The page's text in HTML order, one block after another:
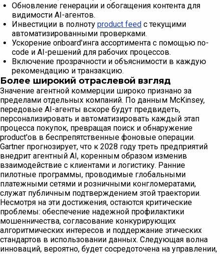
Обновление генерации и обогащения контента для
видимости AI-агентов.
Инвестиции в полноту product feed с текущими
автоматизированными проверками.
Ускорение onboard'инга ассортимента с помощью no-
code и AI-решений для рабочих процессов.
Включение прозрачности и объяснимости в каждую
рекомендацию и транзакцию.
Более широкий отраслевой взгляд
Значение агентной коммерции широко признано за
пределами отдельных компаний. По данным McKinsey,
передовые AI-агенты вскоре будут предвидеть,
персонализировать и автоматизировать каждый этап
процесса покупок, превращая поиск и обнаружение
product'ов в беспрепятственные фоновые операции.
Gartner прогнозирует, что к 2028 году треть предприятий
внедрит агентный AI, коренным образом изменив
взаимодействие с клиентами и логистику. Ранние
пилотные программы, проводимые глобальными
платежными сетями и розничными конгломератами,
служат публичным подтверждением этой траектории.
Несмотря на эти достижения, остаются критические
проблемы: обеспечение надежной профилактики
мошенничества, согласование конкурирующих
алгоритмических интересов и поддержание этических
стандартов в использовании данных. Следующая волна
инноваций, вероятно, будет сосредоточена на управлении,